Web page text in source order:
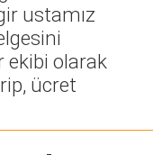
ustamız
ekibi olarak
ücret